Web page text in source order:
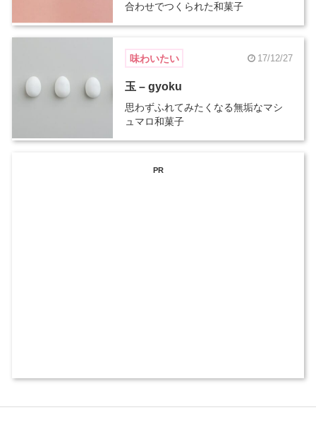
合わせでつくられた和菓子
味わいたい 17/12/27
玉 – gyoku
思わずふれてみたくなる無垢なマシ
ュマロ和菓子
PR